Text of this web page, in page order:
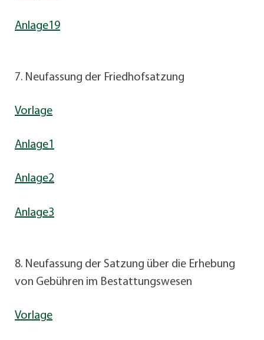
Anlage19
7. Neufassung der Friedhofsatzung
Vorlage
Anlage1
Anlage2
Anlage3
8. Neufassung der Satzung über die Erhebung
von Gebühren im Bestattungswesen
Vorlage